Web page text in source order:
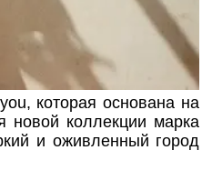
которая основана на
коллекции марка
и оживленный город